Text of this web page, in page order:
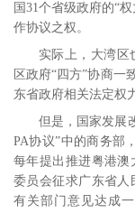
国 31个省级政府的“
作协议之权。
实际上，大湾区
区政府“四方”协商一
东省政府相关法定权
但是，国家发展
PA协议”中的商务部
每年提出推进粤港澳
委员会征求广东省人
有关部门意见达成